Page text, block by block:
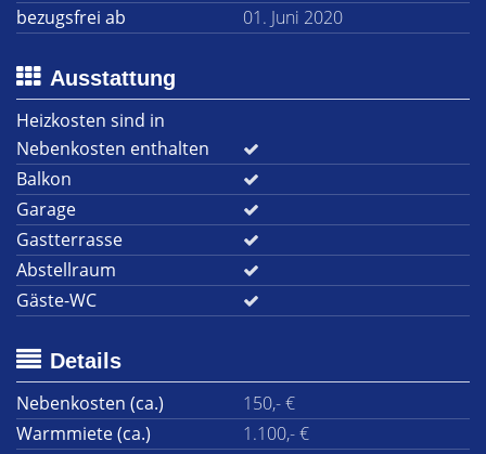
bezugsfrei ab
01. Juni 2020
Ausstattung
Heizkosten sind in
Nebenkosten enthalten
Balkon
Garage
Gastterrasse
Abstellraum
Gäste-WC
Details
Nebenkosten (ca.)
150,- €
Warmmiete (ca.)
1.100,- €